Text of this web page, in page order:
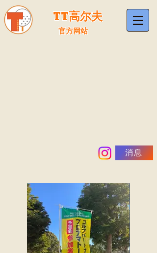
TT高尔夫
官方网站
消息